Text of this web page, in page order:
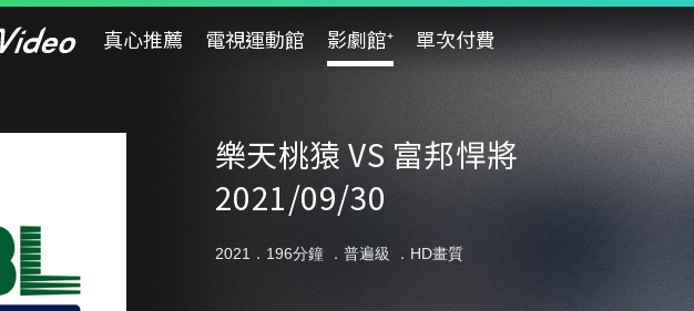
真心推薦 電視運動館 影劇館⁺ 單次付費
樂天桃猿 VS 富邦悍將
2021/09/30
2021．196分鐘 ． 普遍級 ．HD畫質